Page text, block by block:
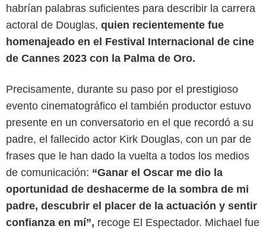
habrían palabras suficientes para describir la carrera
actoral de Douglas, quien recientemente fue
homenajeado en el Festival Internacional de cine
de Cannes 2023 con la Palma de Oro.
Precisamente, durante su paso por el prestigioso
evento cinematográfico el también productor estuvo
presente en un conversatorio en el que recordó a su
padre, el fallecido actor Kirk Douglas, con un par de
frases que le han dado la vuelta a todos los medios
de comunicación: “Ganar el Oscar me dio la
oportunidad de deshacerme de la sombra de mi
padre, descubrir el placer de la actuación y sentir
confianza en mí”, recoge El Espectador. Michael fue